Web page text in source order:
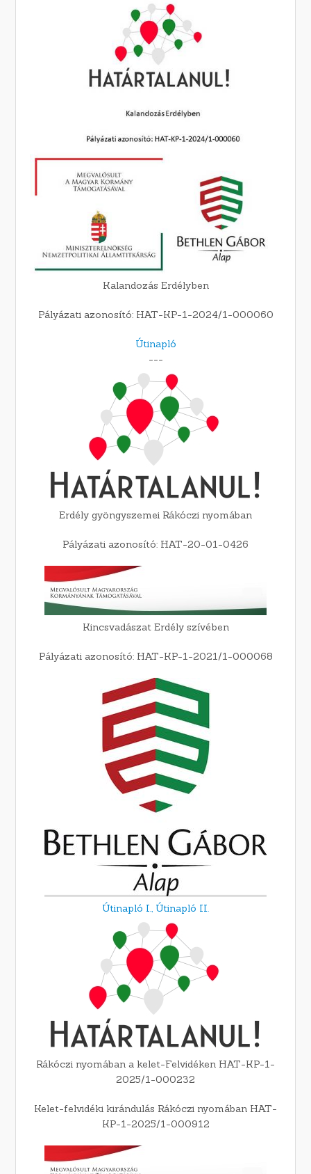
Kalandozás Erdélyben
Pályázati azonosító: HAT-KP-1-2024/1-000060
Útinapló
---
Erdély gyöngyszemei Rákóczi nyomában
Pályázati azonosító: HAT-20-01-0426
Kincsvadászat Erdély szívében
Pályázati azonosító: HAT-KP-1-2021/1-000068
Útinapló I., Útinapló II.
Rákóczi nyomában a kelet-Felvidéken HAT-KP-1-
2025/1-000232
Kelet-felvidéki kirándulás Rákóczi nyomában HAT-
KP-1-2025/1-000912